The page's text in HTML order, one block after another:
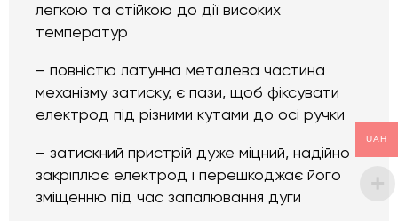
легкою та стійкою до дії високих
температур
– повністю латунна металева частина
механізму затиску, є пази, щоб фіксувати
електрод під різними кутами до осі ручки
– затискний пристрій дуже міцний, надійно
закріплює електрод і перешкоджає його
зміщенню під час запалювання дуги
UAH